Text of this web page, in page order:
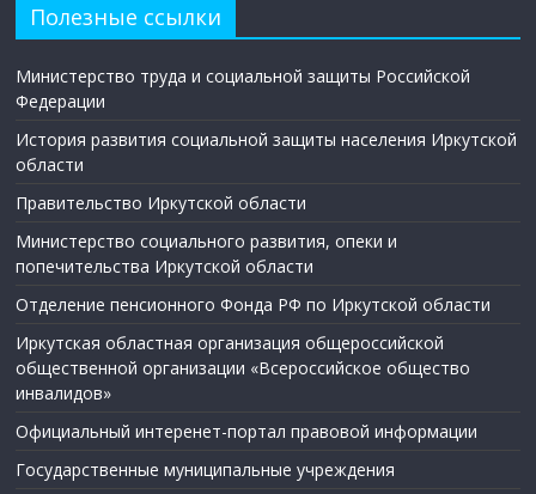
Полезные ссылки
Министерство труда и социальной защиты Российской
Федерации
История развития социальной защиты населения Иркутской
области
Правительство Иркутской области
Министерство социального развития, опеки и
попечительства Иркутской области
Отделение пенсионного Фонда РФ по Иркутской области
Иркутская областная организация общероссийской
общественной организации «Всероссийское общество
инвалидов»
Официальный интеренет-портал правовой информации
Государственные муниципальные учреждения